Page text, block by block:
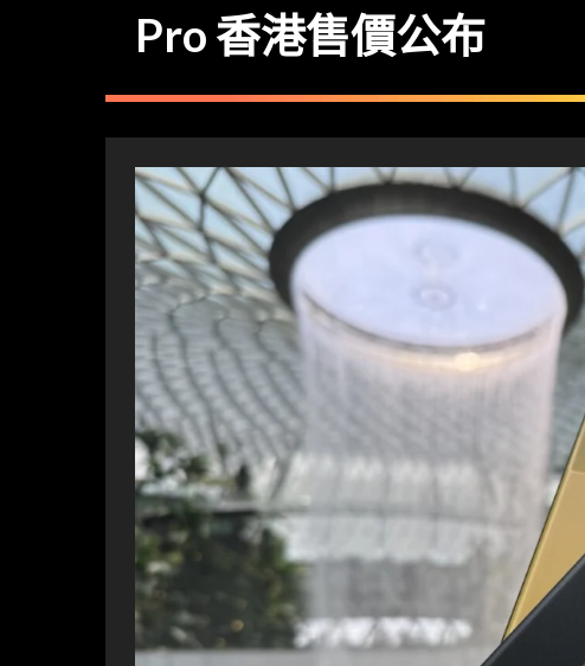
Pro 香港售價公布